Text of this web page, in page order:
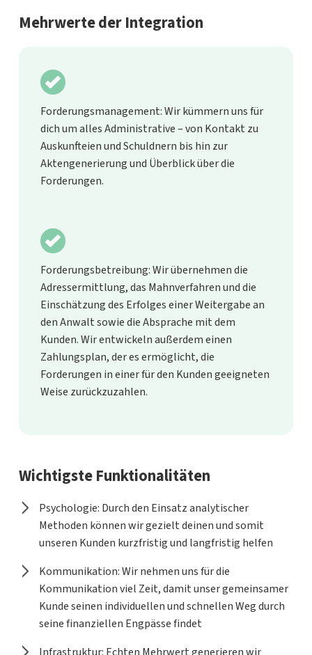
Mehrwerte der Integration
Forderungsmanagement: Wir kümmern uns für
dich um alles Administrative – von Kontakt zu
Auskunfteien und Schuldnern bis hin zur
Aktengenerierung und Überblick über die
Forderungen.
Forderungsbetreibung: Wir übernehmen die
Adressermittlung, das Mahnverfahren und die
Einschätzung des Erfolges einer Weitergabe an
den Anwalt sowie die Absprache mit dem
Kunden. Wir entwickeln außerdem einen
Zahlungsplan, der es ermöglicht, die
Forderungen in einer für den Kunden geeigneten
Weise zurückzuzahlen.
Wichtigste Funktionalitäten
Psychologie: Durch den Einsatz analytischer
Methoden können wir gezielt deinen und somit
unseren Kunden kurzfristig und langfristig helfen
Kommunikation: Wir nehmen uns für die
Kommunikation viel Zeit, damit unser gemeinsamer
Kunde seinen individuellen und schnellen Weg durch
seine finanziellen Engpässe findet